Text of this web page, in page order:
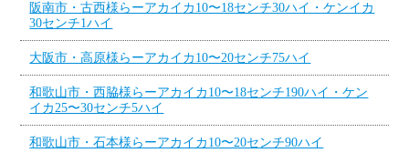
阪南市・古西様らーアカイカ10〜18センチ30ハイ・ケンイカ
30センチ1ハイ
大阪市・高原様らーアカイカ10〜20センチ75ハイ
和歌山市・西脇様らーアカイカ10〜18センチ190ハイ・ケン
イカ25〜30センチ5ハイ
和歌山市・石本様らーアカイカ10〜20センチ90ハイ